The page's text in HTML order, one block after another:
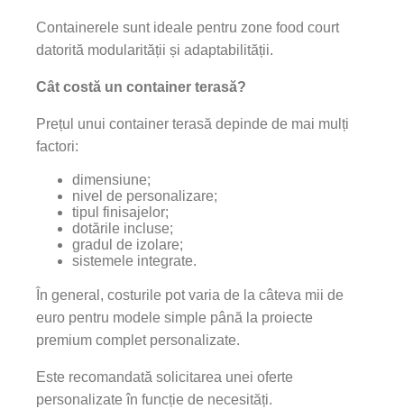
Containerele sunt ideale pentru zone food court
datorită modularității și adaptabilității.
Cât costă un container terasă?
Prețul unui container terasă depinde de mai mulți
factori:
dimensiune;
nivel de personalizare;
tipul finisajelor;
dotările incluse;
gradul de izolare;
sistemele integrate.
În general, costurile pot varia de la câteva mii de
euro pentru modele simple până la proiecte
premium complet personalizate.
Este recomandată solicitarea unei oferte
personalizate în funcție de necesități.